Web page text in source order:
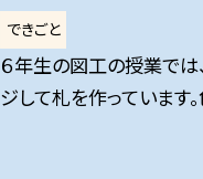
できごと
６年生の図工の授業では
ジして札を作っています